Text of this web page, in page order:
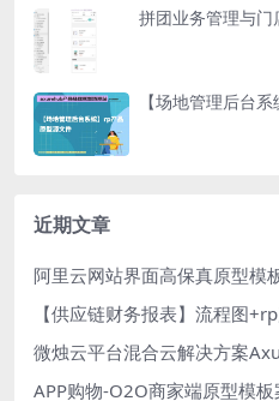
拼团业务管理与
【场地管理后台
近期文章
阿里云网站界面高保真原型模
【供应链财务报表】流程图
微烛云平台混合云解决方案
APP购物-O2O商家端原型模